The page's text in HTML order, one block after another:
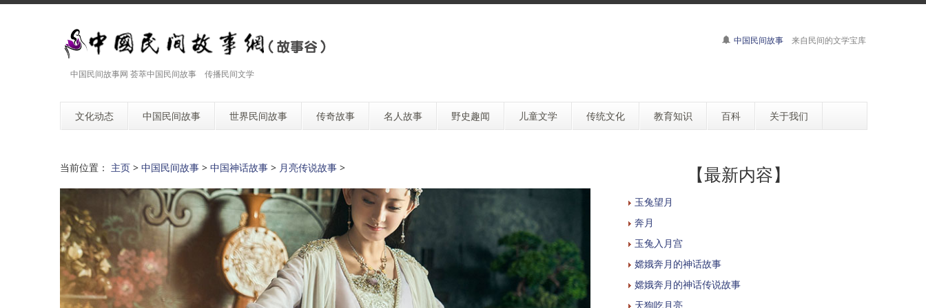
中国民间故事网 荟萃中国民间故事 传播民间文学
中国民间故事 来自民间的文学宝库
文化动态 中国民间故事 世界民间故事 传奇故事 名人故事 野史趣闻 儿童文学 传统文化 教育知识 百科 关于我们
当前位置： 主页 > 中国民间故事 > 中国神话故事 > 月亮传说故事 > 【最新内容】
玉兔望月
奔月
玉兔入月宫
嫦娥奔月的神话故事
嫦娥奔月的神话传说故事
天狗吃月亮